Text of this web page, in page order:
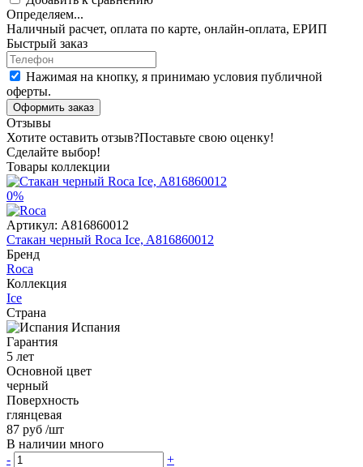
Определяем...
Наличный расчет, оплата по карте, онлайн-оплата, ЕРИП
Быстрый заказ
Нажимая на кнопку, я принимаю условия публичной
оферты.
Оформить заказ
Отзывы
Хотите оставить отзыв?Поставьте свою оценку!
Сделайте выбор!
Товары коллекции
0%
Артикул: A816860012
Стакан черный Roca Ice, A816860012
Бренд
Roca
Коллекция
Ice
Страна
Испания
Гарантия
5 лет
Основной цвет
черный
Поверхность
глянцевая
87 руб /шт
В наличии много
-
+